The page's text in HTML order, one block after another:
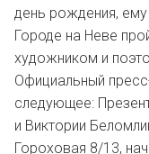
день рождения, ему
Городе на Неве
художником и
Официальный
следующее:
и Виктории
Гороховая 8/13,